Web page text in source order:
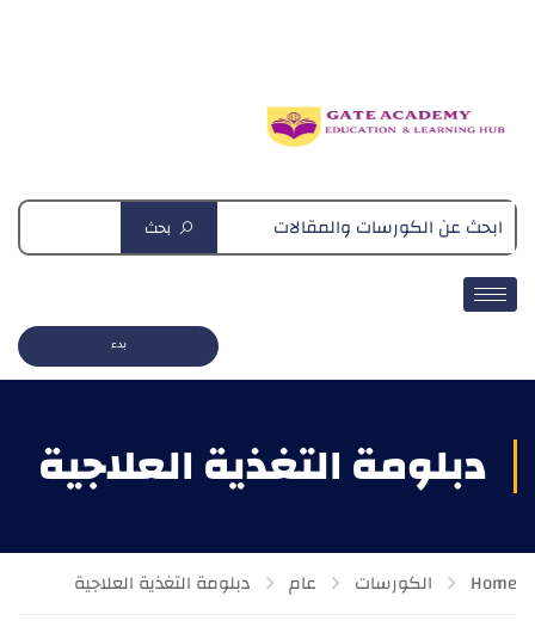
بحث
بدء
دبلومة التغذية العلاجية
Home الكورسات عام دبلومة التغذية العلاجية